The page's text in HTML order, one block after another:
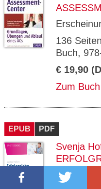
136
Buch,
€ 19,90
Zum Buch
EPUB PDF
Svenja